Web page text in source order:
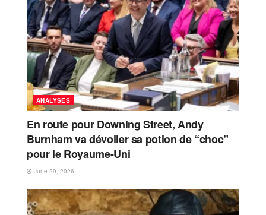
ANALYSES
En route pour Downing Street, Andy
Burnham va dévoiler sa potion de “choc”
pour le Royaume-Uni
June 29, 2026